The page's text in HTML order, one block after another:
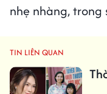
nhẹ nhàng, trong
TIN LIÊN QUAN